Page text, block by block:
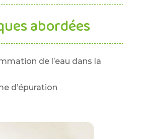
abordées
de l’eau dans la
d’épuration